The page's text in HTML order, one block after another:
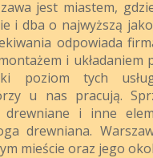
jest miastem,
i dba o najwyższą
odpowiada
i układaniem
poziom tych
u nas pracują.
drewniane i inne
drewniana.
mieście oraz jego